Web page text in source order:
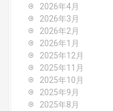
2026年4月
2026年3月
2026年2月
2026年1月
2025年12月
2025年11月
2025年10月
2025年9月
2025年8月